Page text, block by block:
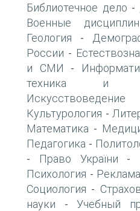
Библиотечное дело -
Военные
Геология -
России -
и СМИ -
техника и
Искусствоведение
Культурология -
Математика -
Педагогика -
- Право України -
Психология - Реклама
Социология -
науки - Учебный